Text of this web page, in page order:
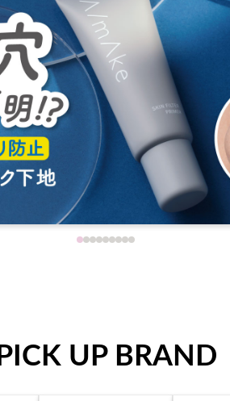
PICK UP BRAND